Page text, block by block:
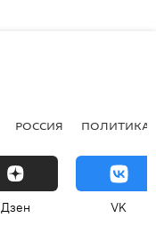
РОССИЯ ПОЛИТИКА
Дзен VK